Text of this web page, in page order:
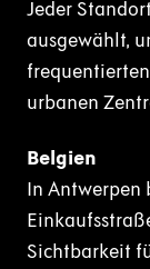
Jeder
ausgewählt,
urbanen
Belgien
In Antwerpen
Sichtbarkeit